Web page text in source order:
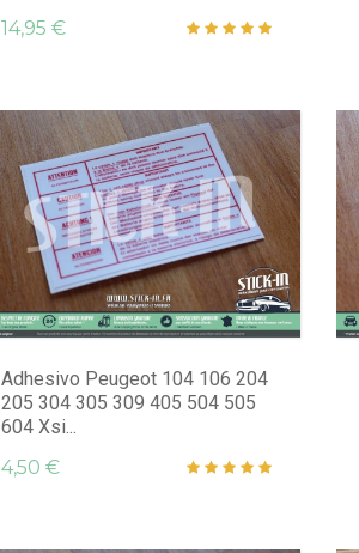
14,95 €
Adhesivo Peugeot 104 106 204
205 304 305 309 405 504 505
604 Xsi...
4,50 €